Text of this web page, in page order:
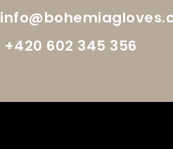
info@
+420 602 345 356